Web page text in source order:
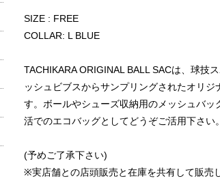
SIZE : FREE
COLLAR: L BLUE
TACHIKARA ORIGINAL BALL SACは、球技
ッシュビブスからサンプリングされたオリジ
す。ボールやシューズ収納用のメッシュバッ
活でのエコバッグとしてどうぞご活用下さい。
(予めご了承下さい)
※実店舗との店頭販売と在庫を共有して販売